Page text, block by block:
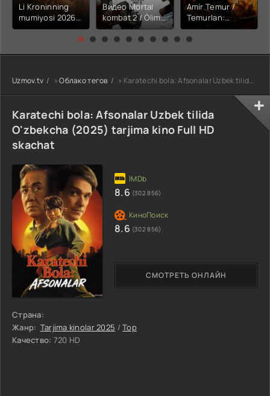
Li Kroninning
mumiyosi 2026
(uzbek tilida
kino) tarjima HD
Видео Mortal
kombat 2 / Ólim
jangi 2 (2026)
Uzbek tilida
Amir Temur /
Temurlan:
Fathchining
yuksalishi
tarjima kino Full
HD tas-ix
Uzmov.tv »Облако тегов » Karatechi bola: Afsonalar Uzbek tilida O'zbekcha (2025) tarjima kino Full HD skachat
Karatechi bola: Afsonalar Uzbek tilida
O'zbekcha (2025) tarjima kino Full HD
skachat
Страна:
Жанр: Tarjima kinolar 2025 /Top
Качество: 720 HD
СМОТРЕТЬ ОНЛАЙН
8.6 (302 856)
8.6 (302 856)